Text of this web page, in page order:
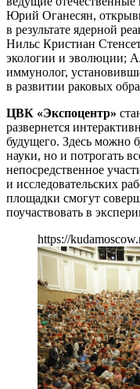
Юрий Оганесян,
в результате ядерной
Нильс Кристиан
экологии и эволюции;
иммунолог,
в развитии раковых
ЦВК «Экспоцентр»
развернется
будущего. Здесь можно
науки, но и потрогать
непосредственное
и исследовательских
площадки смогут
поучаствовать в
https://